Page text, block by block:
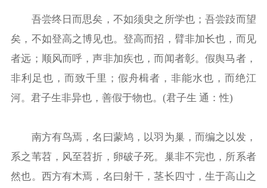
吾尝终日而思矣，不如须臾之所学也；吾尝跂而望
矣，不如登高之博见也。登高而招，臂非加长也，而见
者远；顺风而呼，声非加疾也，而闻者彰。假舆马者，
非利足也，而致千里；假舟楫者，非能水也，而绝江
河。君子生非异也，善假于物也。(君子生 通：性)
南方有鸟焉，名曰蒙鸠，以羽为巢，而编之以发，
系之苇苕，风至苕折，卵破子死。巢非不完也，所系者
然也。西方有木焉，名曰射干，茎长四寸，生于高山之